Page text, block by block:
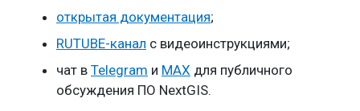
открытая документация;
RUTUBE-канал с видеоинструкциями;
чат в Telegram и MAX для публичного
обсуждения ПО NextGIS.